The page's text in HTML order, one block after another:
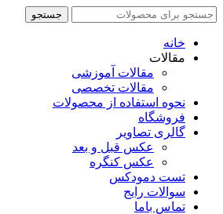
جستجو
جستجو
خانه
مقالات
مقالات آموزشی
مقالات تخصصی
نحوه استفاده از محصولات
فروشگاه
گالری تصاویر
عکس قبل و بعد
عکس کنگره
تست دمودکس
سوالات رایج
تماس باما